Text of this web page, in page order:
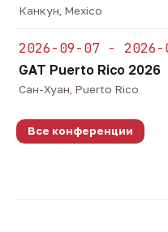
Канкун, Mexico
2026-09-07 - 2026-
GAT Puerto Rico 2026
Сан-Хуан, Puerto Rico
Все конференции